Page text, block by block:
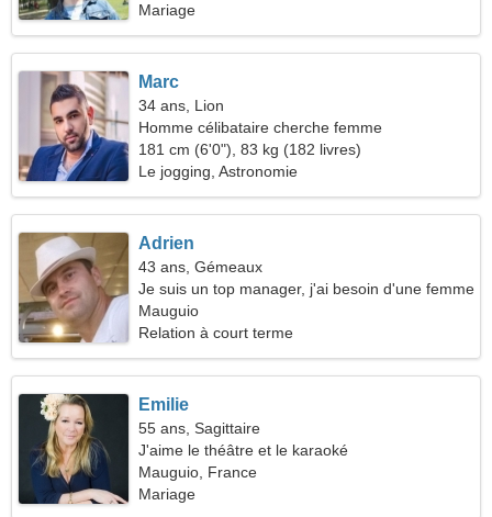
Mariage
Marc
34 ans, Lion
Homme célibataire cherche femme
181 cm (6'0"), 83 kg (182 livres)
Le jogging, Astronomie
Adrien
43 ans, Gémeaux
Je suis un top manager, j'ai besoin d'une femme
énergique
Mauguio
Relation à court terme
Emilie
55 ans, Sagittaire
J'aime le théâtre et le karaoké
Mauguio, France
Mariage